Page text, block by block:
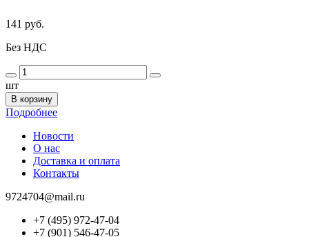
141 руб.
Без НДС
шт
В корзину
Подробнее
Новости
О нас
Доставка и оплата
Контакты
9724704@mail.ru
+7 (495) 972-47-04
+7 (901) 546-47-05